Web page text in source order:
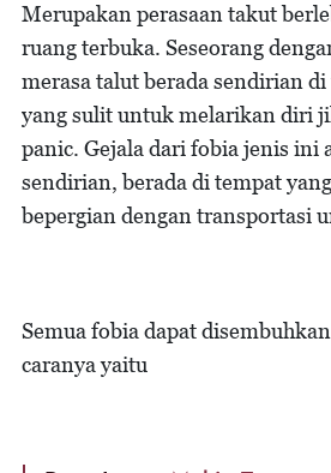
Merupakan perasaan takut
ruang terbuka. Seseorang
merasa talut berada sendirian
yang sulit untuk melarikan diri
panic. Gejala dari fobia jenis ini
sendirian, berada di tempat
bepergian dengan transportasi
Semua fobia dapat
caranya yaitu